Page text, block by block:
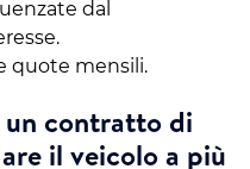
dal
quote mensili.
un contratto di
il veicolo a più